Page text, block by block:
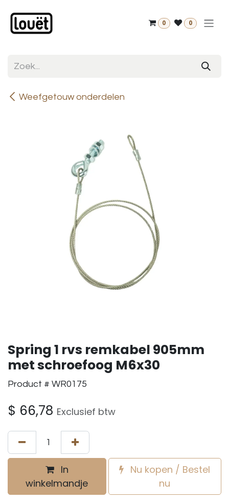
0 0
Weefgetouw onderdelen
Spring 1 rvs remkabel 905mm
met schroefoog M6x30
Product # WR0175
$ 66,78 Exclusief btw
In
winkelmandje
Nu kopen / Bestel
nu